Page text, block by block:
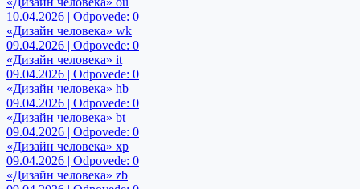
10.04.2026 | Odpovede: 0
«Дизайн человека» wk
09.04.2026 | Odpovede: 0
«Дизайн человека» it
09.04.2026 | Odpovede: 0
«Дизайн человека» hb
09.04.2026 | Odpovede: 0
«Дизайн человека» bt
09.04.2026 | Odpovede: 0
«Дизайн человека» xp
09.04.2026 | Odpovede: 0
«Дизайн человека» zb